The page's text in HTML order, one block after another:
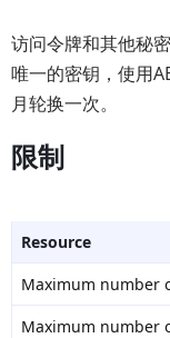
访问令牌和其他秘
唯一的密钥，使用
月轮换一次。
限制
Resource
Maximum number
Maximum number